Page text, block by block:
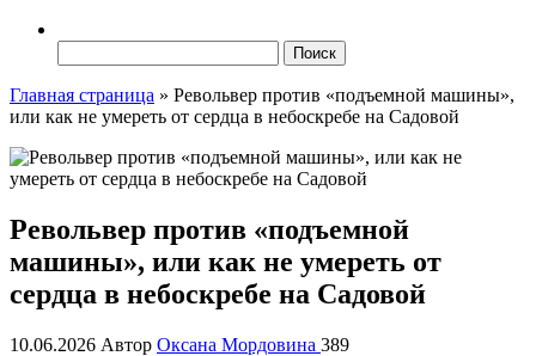
Главная страница » Револьвер против «подъемной машины»,
или как не умереть от сердца в небоскребе на Садовой
Револьвер против «подъемной
машины», или как не умереть от
сердца в небоскребе на Садовой
10.06.2026 Автор Оксана Мордовина 389